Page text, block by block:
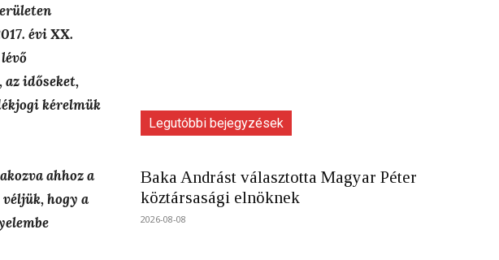
évi XX.
időseket,
kérelmük
ahhoz a
hogy a
Legutóbbi bejegyzések
Baka Andrást választotta Magyar Péter
köztársasági elnöknek
2026-08-08